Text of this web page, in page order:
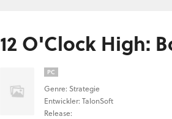
12 O'Clock High:
PC
Genre: Strategie
Entwickler: TalonSoft
Release: